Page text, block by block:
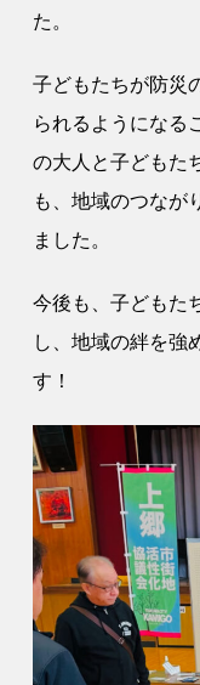
た。
子どもたちが防災
られるようになる
の大人と子どもた
も、地域のつなが
ました。
今後も、子どもた
し、地域の絆を強
す！